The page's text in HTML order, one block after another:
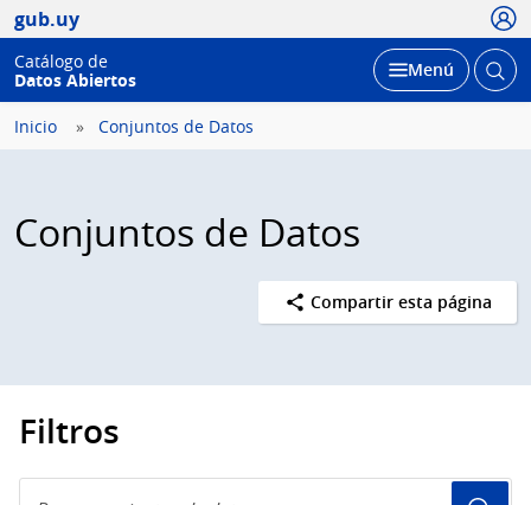
gub.uy
Catálogo de
Datos Abiertos
Desplegar
Menú Abrir
Inicio Conjuntos de Datos
Conjuntos de Datos
Compartir esta página
Filtros